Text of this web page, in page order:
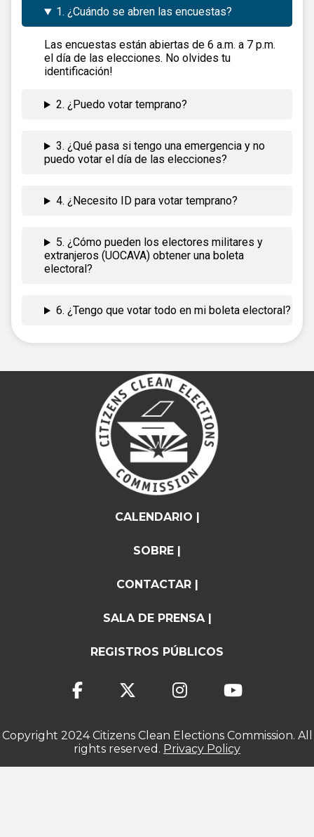
1. ¿Cuándo se abren las encuestas?
Las encuestas están abiertas de 6 a.m. a 7 p.m.
el día de las elecciones. No olvides tu
identificación!
2. ¿Puedo votar temprano?
3. ¿Qué pasa si tengo una emergencia y no
puedo votar el día de las elecciones?
4. ¿Necesito ID para votar temprano?
5. ¿Cómo pueden los electores militares y
extranjeros (UOCAVA) obtener una boleta
electoral?
6. ¿Tengo que votar todo en mi boleta electoral?
CALENDARIO |
SOBRE |
CONTACTAR |
SALA DE PRENSA |
REGISTROS PÚBLICOS
Copyright 2024 Citizens Clean Elections Commission. All
rights reserved. Privacy Policy